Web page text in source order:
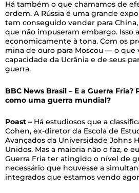
Há também o que chamamos de
ordem. A Rússia é uma grande
tem conseguido vender para
que não impuseram embargo. Isso
economicamente à tona. Com os
mina de ouro para Moscou — o que
capacidade da Ucrânia e de seus
guerra.
BBC News Brasil – E a Guerra Fria?
como uma guerra mundial?
Poast – Há estudiosos que a
Cohen, ex-diretor da Escola de
Avançados da Universidade Johns
Unidos. Mas a maioria não o faz, e
Guerra Fria ter atingido o nível de
necessário que houvesse a
integrados que estamos vendo